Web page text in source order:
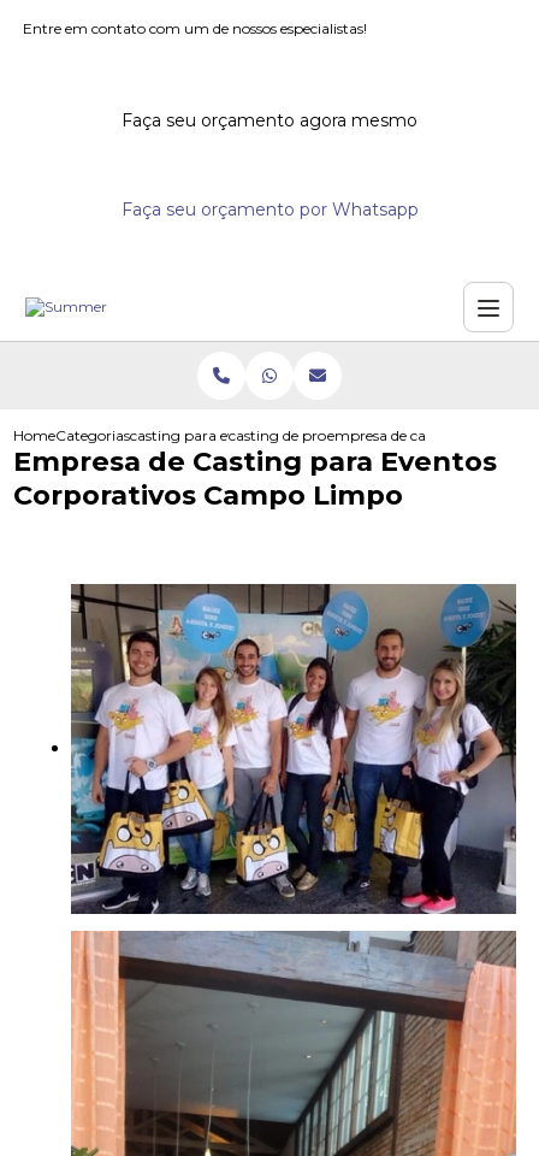
Entre em contato com um de nossos especialistas!
Faça seu orçamento agora mesmo
Faça seu orçamento por Whatsapp
HomeCategoriascasting para eventoscasting de promotores para eventos
empresa de casting para
Empresa de Casting para Eventos
Corporativos Campo Limpo